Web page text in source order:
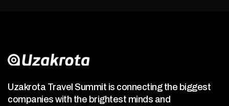
Uzakrota Travel Summit is connecting the biggest
companies with the brightest minds and